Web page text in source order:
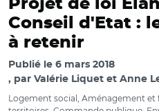
Projet de loi
Conseil d'Etat :
à retenir
Publié le 6 mars 2018
par Valérie Liquet et Anne
Logement social, Aménagement et